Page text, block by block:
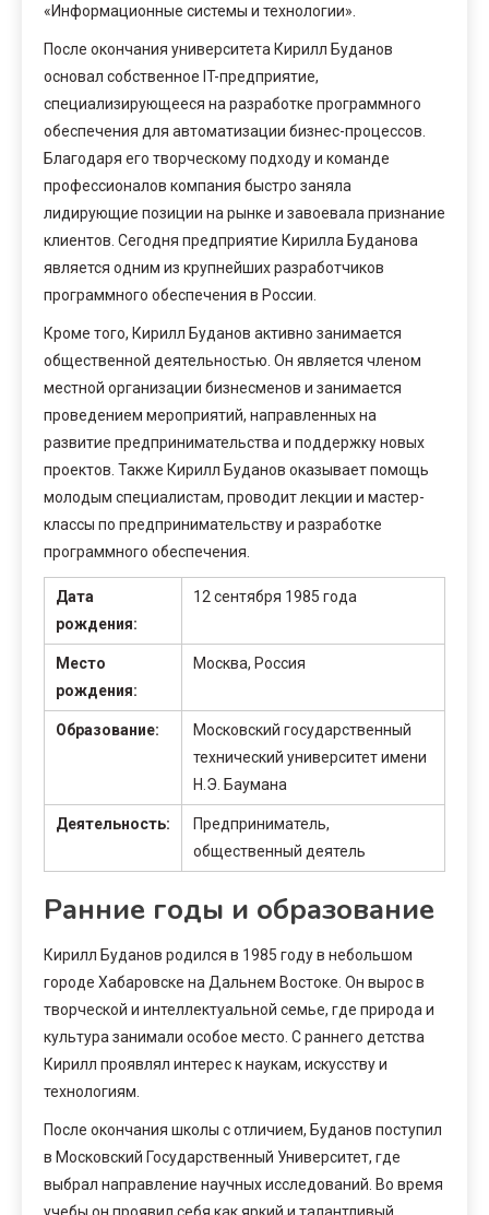
«Информационные системы и технологии».
После окончания университета Кирилл Буданов
основал собственное IT-предприятие,
специализирующееся на разработке программного
обеспечения для автоматизации бизнес-процессов.
Благодаря его творческому подходу и команде
профессионалов компания быстро заняла
лидирующие позиции на рынке и завоевала признание
клиентов. Сегодня предприятие Кирилла Буданова
является одним из крупнейших разработчиков
программного обеспечения в России.
Кроме того, Кирилл Буданов активно занимается
общественной деятельностью. Он является членом
местной организации бизнесменов и занимается
проведением мероприятий, направленных на
развитие предпринимательства и поддержку новых
проектов. Также Кирилл Буданов оказывает помощь
молодым специалистам, проводит лекции и мастер-
классы по предпринимательству и разработке
программного обеспечения.
Дата
рождения:
12 сентября 1985 года
Место
рождения:
Москва, Россия
Образование:
Московский государственный
технический университет имени
Н.Э. Баумана
Деятельность:
Предприниматель,
общественный деятель
Ранние годы и образование
Кирилл Буданов родился в 1985 году в небольшом
городе Хабаровске на Дальнем Востоке. Он вырос в
творческой и интеллектуальной семье, где природа и
культура занимали особое место. С раннего детства
Кирилл проявлял интерес к наукам, искусству и
технологиям.
После окончания школы с отличием, Буданов поступил
в Московский Государственный Университет, где
выбрал направление научных исследований. Во время
учебы он проявил себя как яркий и талантливый